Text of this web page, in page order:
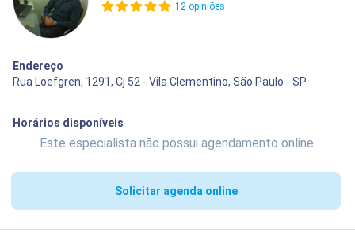
12 opiniões
Endereço
Rua Loefgren, 1291, Cj 52 - Vila Clementino, São Paulo - SP
Horários disponíveis
Este especialista não possui agendamento online.
Solicitar agenda online